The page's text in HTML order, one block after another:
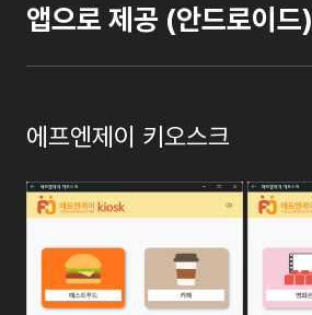
앱으로 제공 (안드로이드)
에프엔제이 키오스크